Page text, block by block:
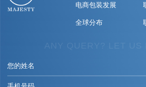
电商包装发展
全球分布